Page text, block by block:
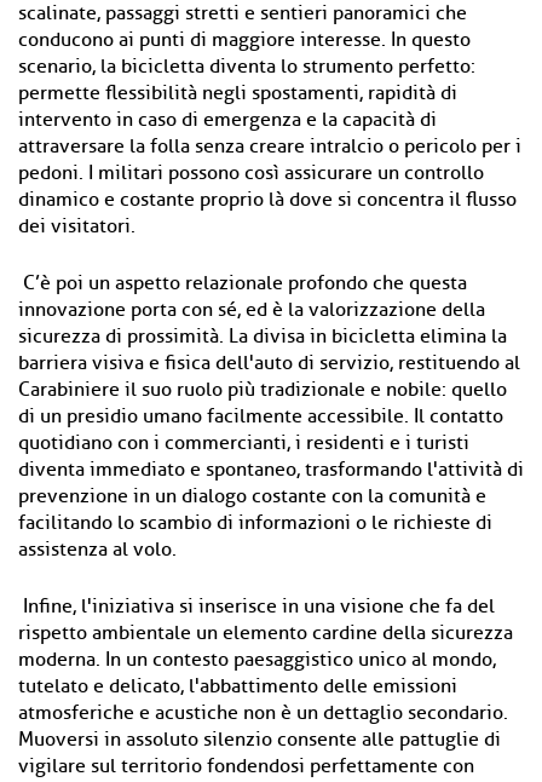
scalinate, passaggi stretti e sentieri panoramici che
conducono ai punti di maggiore interesse. In questo
scenario, la bicicletta diventa lo strumento perfetto:
permette flessibilità negli spostamenti, rapidità di
intervento in caso di emergenza e la capacità di
attraversare la folla senza creare intralcio o pericolo per i
pedoni. I militari possono così assicurare un controllo
dinamico e costante proprio là dove si concentra il flusso
dei visitatori.
C’è poi un aspetto relazionale profondo che questa
innovazione porta con sé, ed è la valorizzazione della
sicurezza di prossimità. La divisa in bicicletta elimina la
barriera visiva e fisica dell'auto di servizio, restituendo al
Carabiniere il suo ruolo più tradizionale e nobile: quello
di un presidio umano facilmente accessibile. Il contatto
quotidiano con i commercianti, i residenti e i turisti
diventa immediato e spontaneo, trasformando l'attività di
prevenzione in un dialogo costante con la comunità e
facilitando lo scambio di informazioni o le richieste di
assistenza al volo.
Infine, l'iniziativa si inserisce in una visione che fa del
rispetto ambientale un elemento cardine della sicurezza
moderna. In un contesto paesaggistico unico al mondo,
tutelato e delicato, l'abbattimento delle emissioni
atmosferiche e acustiche non è un dettaglio secondario.
Muoversi in assoluto silenzio consente alle pattuglie di
vigilare sul territorio fondendosi perfettamente con